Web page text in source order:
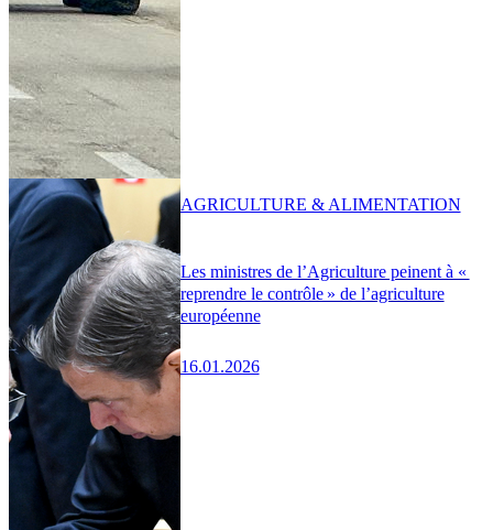
Les ministres de l’Agriculture peinent à «
reprendre le contrôle » de l’agriculture
européenne
16.01.2026
AGRICULTURE & ALIMENTATION